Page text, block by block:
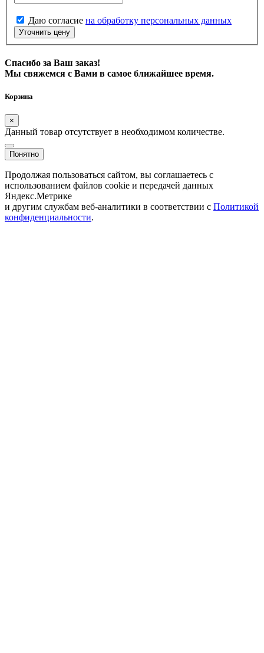
Даю согласие на обработку персональных данных
Уточнить цену
Спасибо за Ваш заказ!
Мы свяжемся с Вами в самое ближайшее время.
Корзина
×
Данный товар отсутствует в необходимом количестве.
Понятно
Продолжая пользоваться сайтом, вы соглашаетесь с
использованием файлов cookie и передачей данных
Яндекс.Метрике
и другим службам веб-аналитики в соответствии с Политикой
конфиденциальности.